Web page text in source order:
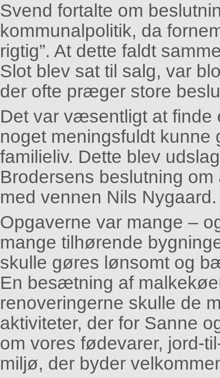
Svend fortalte om
kommunalpolitik, da
rigtig”. At dette faldt
Slot blev sat til salg, var
der ofte præger store
Det var væsentligt at finde
noget meningsfuldt kunne
familieliv. Dette blev
Brodersens beslutning
med vennen Nils Nygaard.
Opgaverne var mange –
mange tilhørende
skulle gøres lønsomt og
En besætning af
renoveringerne skulle de
aktiviteter, der for Sanne
om vores fødevarer, jord-
miljø, der byder